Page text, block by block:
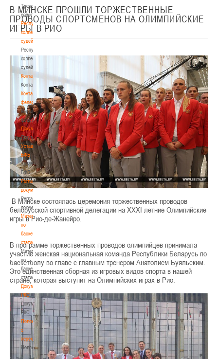
Тренерский
совет
Республиканская
коллегия
судей
Республиканская
коллегия
судей
Контакты
Контакты
Контакты
федерации
Контакты
федерации
Документы
Документы
Устав
БФБ
Устав
БФБ
Регламентирующие
документы
Регламентирующие
документы
Материалы
по
баскетбольной
статистике
Материалы
по
баскетбольной
статистике
Документы
РКС
Документы
РКС
Положение
о
переходах
Положение
о
В МИНСКЕ ПРОШЛИ ТОРЖЕСТВЕННЫЕ
ПРОВОДЫ СПОРТСМЕНОВ НА ОЛИМПИЙСКИЕ
ИГРЫ В РИО
В Минске состоялась церемония торжественных проводов
белорусской спортивной делегации на XXXI летние Олимпийские
игры в Рио-де-Жанейро.
В программе торжественных проводов олимпийцев принимала
участие женская национальная команда Республики Беларусь по
баскетболу во главе с главным тренером Анатолием Буяльским.
Это единственная сборная из игровых видов спорта в нашей
стране, которая выступит на Олимпийских играх в Рио.